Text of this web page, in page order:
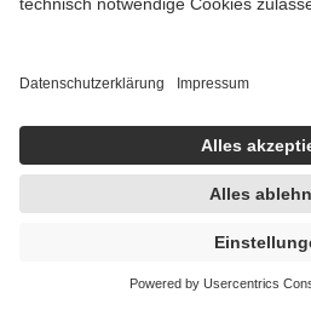
getroffen, um sicherzustellen, dass es
https://help.etrusted.com/hc/de/
Einige Bilder und Inhalte wurden